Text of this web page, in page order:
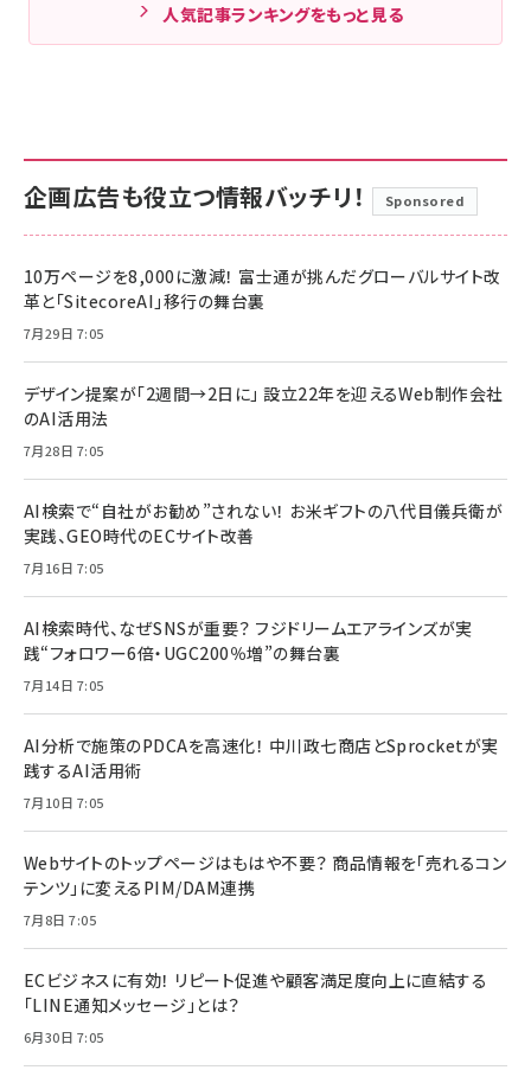
人気記事ランキングをもっと見る
企画広告も役立つ情報バッチリ！ Sponsored
10万ページを8,000に激減！ 富士通が挑んだグローバルサイト改
革と「SitecoreAI」移行の舞台裏
7月29日 7:05
デザイン提案が「2週間→2日に」 設立22年を迎えるWeb制作会社
のAI活用法
7月28日 7:05
AI検索で“自社がお勧め”されない！ お米ギフトの八代目儀兵衛が
実践、GEO時代のECサイト改善
7月16日 7:05
AI検索時代、なぜSNSが重要？ フジドリームエアラインズが実
践“フォロワー6倍・UGC200％増”の舞台裏
7月14日 7:05
AI分析で施策のPDCAを高速化！ 中川政七商店とSprocketが実
践するAI活用術
7月10日 7:05
Webサイトのトップページはもはや不要？ 商品情報を「売れるコン
テンツ」に変えるPIM/DAM連携
7月8日 7:05
ECビジネスに有効！ リピート促進や顧客満足度向上に直結する
「LINE通知メッセージ」とは？
6月30日 7:05